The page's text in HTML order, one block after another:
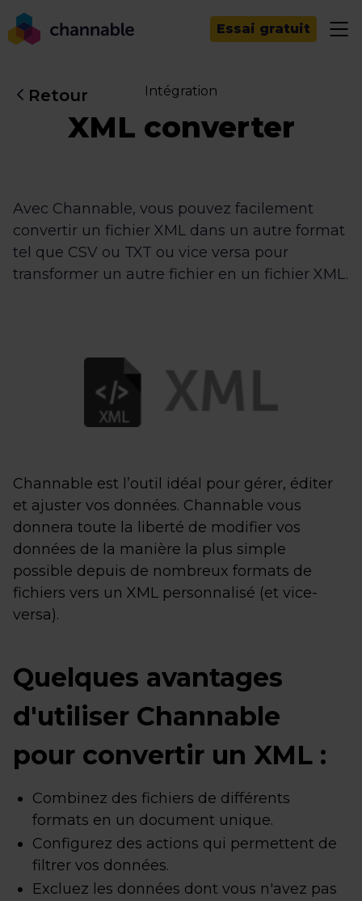
Essai gratuit
Retour Intégration
XML converter
Avec Channable, vous pouvez facilement
convertir un fichier XML dans un autre format
tel que CSV ou TXT ou vice versa pour
transformer un autre fichier en un fichier XML.
Channable est l’outil idéal pour gérer, éditer
et ajuster vos données. Channable vous
donnera toute la liberté de modifier vos
données de la manière la plus simple
possible depuis de nombreux formats de
fichiers vers un XML personnalisé (et vice-
versa).
Quelques avantages
d'utiliser Channable
pour convertir un XML :
Combinez des fichiers de différents
formats en un document unique.
Configurez des actions qui permettent de
filtrer vos données.
Excluez les données dont vous n'avez pas